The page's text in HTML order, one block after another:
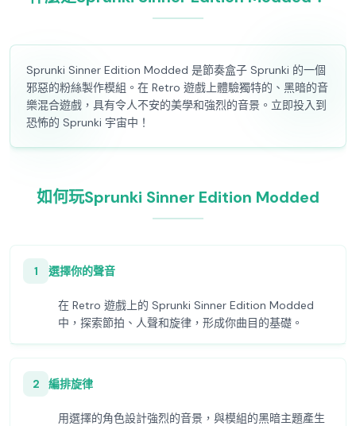
Sprunki Sinner Edition Modded 是節奏盒子 Sprunki 的一個
邪惡的粉絲製作模組。在 Retro 遊戲上體驗獨特的、黑暗的音
樂混合遊戲，具有令人不安的美學和強烈的音景。立即投入到
恐怖的 Sprunki 宇宙中！
如何玩Sprunki Sinner Edition Modded
1 選擇你的聲音
在 Retro 遊戲上的 Sprunki Sinner Edition Modded
中，探索節拍、人聲和旋律，形成你曲目的基礎。
2 編排旋律
用選擇的角色設計強烈的音景，與模組的黑暗主題產生